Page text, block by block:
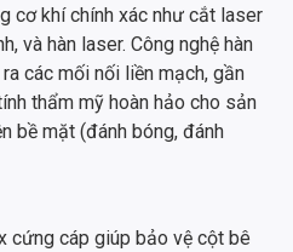
cơ khí chính xác như cắt laser
và hàn laser. Công nghệ hàn
các mối nối liền mạch, gần
thẩm mỹ hoàn hảo cho sản
bề mặt (đánh bóng, đánh
cứng cáp giúp bảo vệ cột bê